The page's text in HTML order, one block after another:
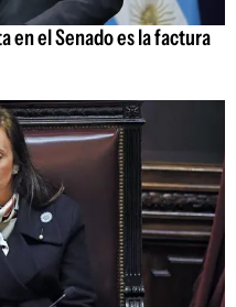
en el Senado es la factura